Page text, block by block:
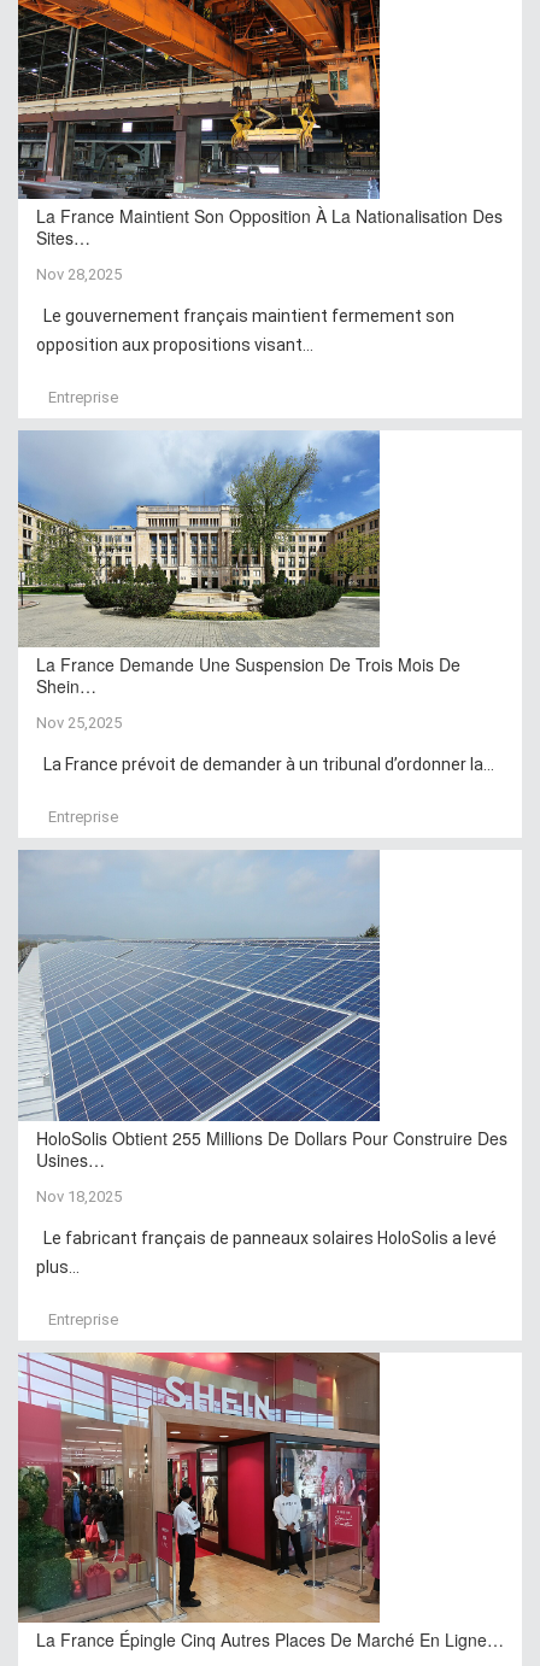
La France Maintient Son Opposition À La Nationalisation Des
Sites…
Nov 28,2025
Le gouvernement français maintient fermement son
opposition aux propositions visant...
Entreprise
La France Demande Une Suspension De Trois Mois De
Shein…
Nov 25,2025
La France prévoit de demander à un tribunal d’ordonner la...
Entreprise
HoloSolis Obtient 255 Millions De Dollars Pour Construire Des
Usines…
Nov 18,2025
Le fabricant français de panneaux solaires HoloSolis a levé
plus...
Entreprise
La France Épingle Cinq Autres Places De Marché En Ligne…